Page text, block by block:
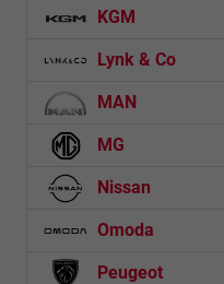
KGM
Lynk & Co
MAN
MG
Nissan
Omoda
Peugeot